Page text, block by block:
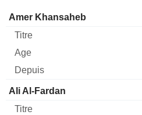
Dirigeant Titre Age
Amer Khansaheb
Ali Al-Fardan